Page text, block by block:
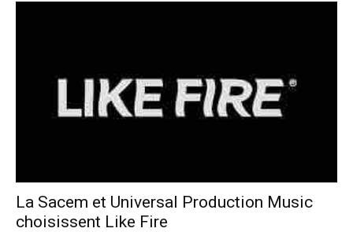
La Sacem et Universal Production Music
choisissent Like Fire